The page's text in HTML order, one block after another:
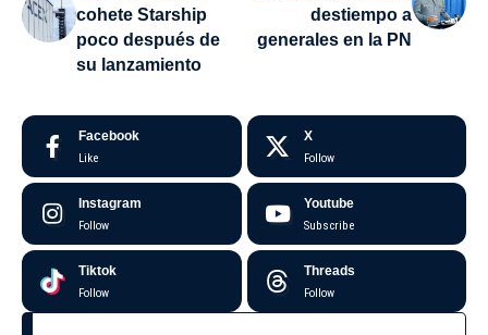
cohete Starship
poco después de
su lanzamiento
destiempo a
generales en la PN
Facebook
Like
X
Follow
Instagram
Follow
Youtube
Subscribe
Tiktok
Follow
Threads
Follow